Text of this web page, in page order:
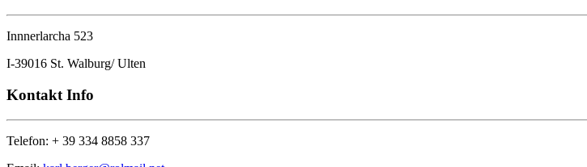
Innnerlarcha 523
I-39016 St. Walburg/ Ulten
Kontakt Info
Telefon: + 39 334 8858 337